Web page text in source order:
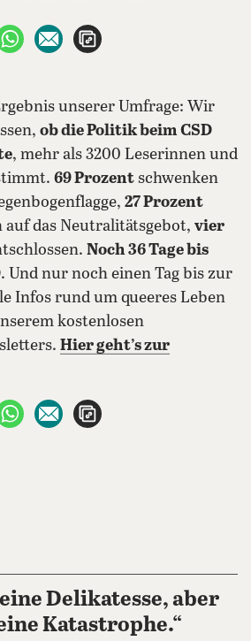
teilen
X teilen
per WhatsApp teilen
per E-Mail teilen
unserer Umfrage: Wir
ob die Politik beim CSD
, mehr als 3200 Leserinnen und
69 Prozent schwenken
27 Prozent
auf das Neutralitätsgebot, vier
Noch 36 Tage bis
. Und nur noch einen Tag bis zur
Infos rund um queeres Leben
kostenlosen
Hier geht’s zur
teilen
X teilen
per WhatsApp teilen
per E-Mail teilen
Delikatesse, aber
Katastrophe.“